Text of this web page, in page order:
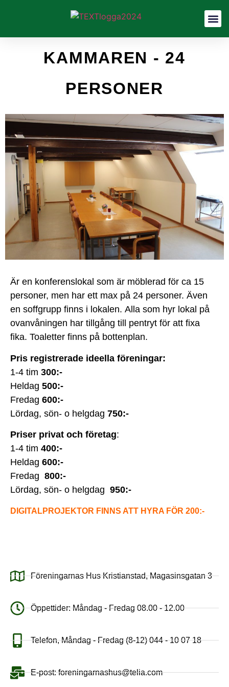
KAMMAREN - 24
PERSONER
Är en konferenslokal som är möblerad för ca 15
personer, men har ett max på 24 personer. Även
en soffgrupp finns i lokalen. Alla som hyr lokal på
ovanvåningen har tillgång till pentryt för att fixa
fika. Toaletter finns på bottenplan.
Pris registrerade ideella föreningar:
1-4 tim 300:-
Heldag 500:-
Fredag 600:-
Lördag, sön- o helgdag 750:-
Priser privat och företag:
1-4 tim 400:-
Heldag 600:-
Fredag 800:-
Lördag, sön- o helgdag 950:-
DIGITALPROJEKTOR FINNS ATT HYRA FÖR 200:-
Föreningarnas Hus Kristianstad, Magasinsgatan 3
Öppettider: Måndag - Fredag 08.00 - 12.00
Telefon, Måndag - Fredag (8-12) 044 - 10 07 18
E-post: foreningarnashus@telia.com